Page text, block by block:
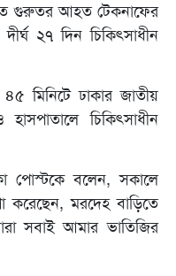
গুরুতর আহত টেকনাফের
২৭ দিন চিকিৎসাধীন
মিনিটে ঢাকার জাতীয়
চিকিৎসাধীন
পোস্টকে বলেন, সকালে
করেছেন, মরদেহ বাড়িতে
সবাই আমার ভাতিজির